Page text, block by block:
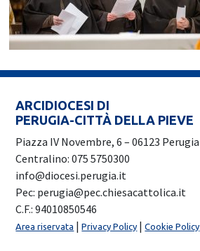
ARCIDIOCESI DI
PERUGIA-CITTÀ DELLA PIEVE
Piazza IV Novembre, 6 – 06123 Perugia
Centralino: 075 5750300
info@diocesi.perugia.it
Pec: perugia@pec.chiesacattolica.it
C.F.: 94010850546
Area riservata |Privacy Policy |Cookie Policy